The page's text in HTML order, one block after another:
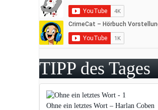
TIPP des Tages
Ohne ein letztes Wort – Harlan Coben